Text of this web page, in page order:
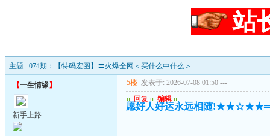
站
主题 : 074期：【特码宏图】〓火爆全网＜买什么中什么＞.
【一生情缘】
新手上路
5楼 发表于: 2026-07-08 01:50 ---
u 回复 u 编辑 u
愿好人好运永远相随